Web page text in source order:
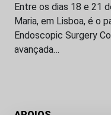
Entre os dias 18 e 21
Maria, em Lisboa, é o
Endoscopic Surgery
avançada…